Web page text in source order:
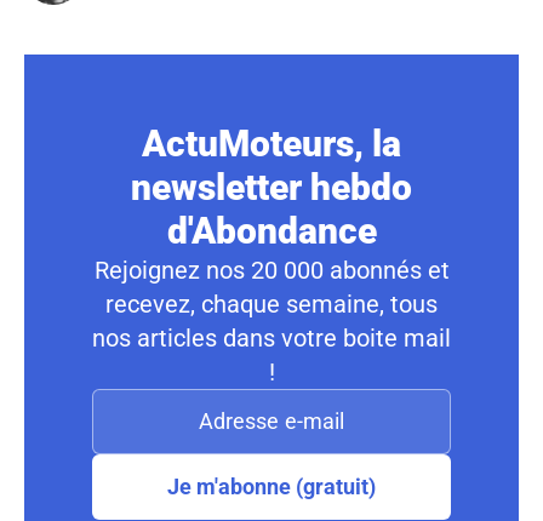
ActuMoteurs, la
newsletter hebdo
d'Abondance
Rejoignez nos 20 000 abonnés et
recevez, chaque semaine, tous
nos articles dans votre boite mail
!
Je m'abonne (gratuit)